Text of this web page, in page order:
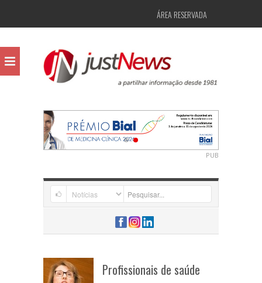
ÁREA RESERVADA
PUB
Profissionais de saúde